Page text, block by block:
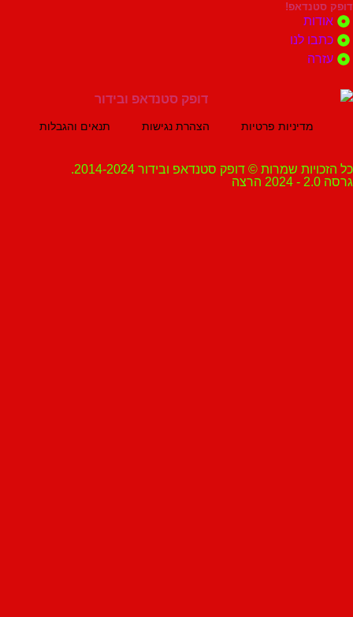
לנו
מדיניות פרטיות הצהרת נגישות תנאים והגבלות
שמרות © דופק סטנדאפ ובידור 2014-2024.